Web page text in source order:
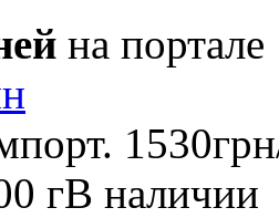
на портале
гВ наличии